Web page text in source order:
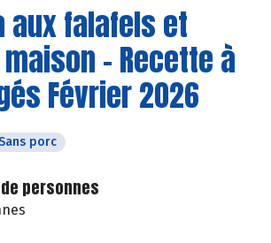
aux falafels et
- Recette à
Février 2026
porc
personnes